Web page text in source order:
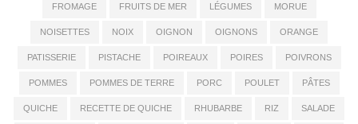
FROMAGE FRUITS DE MER LÉGUMES MORUE
NOISETTES NOIX OIGNON OIGNONS ORANGE
PATISSERIE PISTACHE POIREAUX POIRES POIVRONS
POMMES POMMES DE TERRE PORC POULET PÂTES
QUICHE RECETTE DE QUICHE RHUBARBE RIZ SALADE